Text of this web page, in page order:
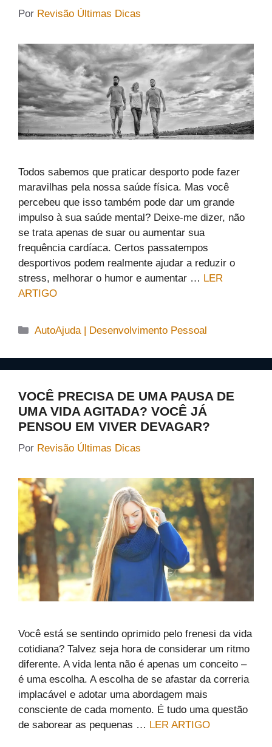
Por Revisão Últimas Dicas
Todos sabemos que praticar desporto pode fazer
maravilhas pela nossa saúde física. Mas você
percebeu que isso também pode dar um grande
impulso à sua saúde mental? Deixe-me dizer, não
se trata apenas de suar ou aumentar sua
frequência cardíaca. Certos passatempos
desportivos podem realmente ajudar a reduzir o
stress, melhorar o humor e aumentar … LER
ARTIGO
Categorias
AutoAjuda | Desenvolvimento Pessoal
VOCÊ PRECISA DE UMA PAUSA DE
UMA VIDA AGITADA? VOCÊ JÁ
PENSOU EM VIVER DEVAGAR?
Por Revisão Últimas Dicas
Você está se sentindo oprimido pelo frenesi da vida
cotidiana? Talvez seja hora de considerar um ritmo
diferente. A vida lenta não é apenas um conceito –
é uma escolha. A escolha de se afastar da correria
implacável e adotar uma abordagem mais
consciente de cada momento. É tudo uma questão
de saborear as pequenas … LER ARTIGO